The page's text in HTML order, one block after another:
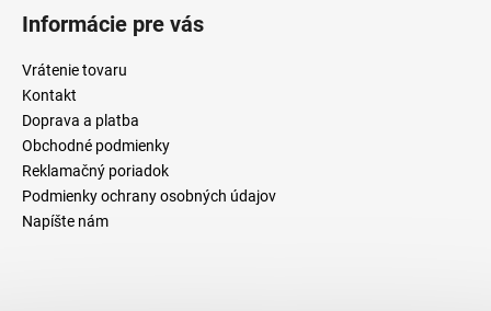
Informácie pre vás
Vrátenie tovaru
Kontakt
Doprava a platba
Obchodné podmienky
Reklamačný poriadok
Podmienky ochrany osobných údajov
Napíšte nám